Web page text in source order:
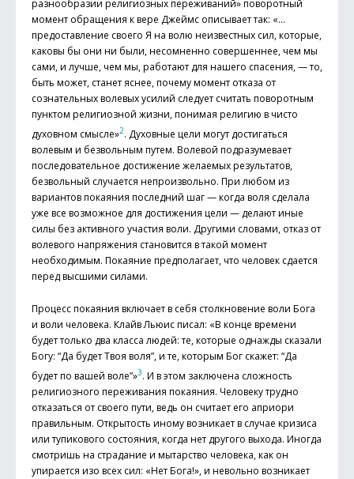
разнообразии религиозных переживаний» поворотный
момент обращения к вере Джеймс описывает так: «…
предоставление своего Я на волю неизвестных сил, которые,
каковы бы они ни были, несомненно совершеннее, чем мы
сами, и лучше, чем мы, работают для нашего спасения, — то,
быть может, станет яснее, почему момент отказа от
сознательных волевых усилий следует считать поворотным
пунктом религиозной жизни, понимая религию в чисто
духовном смысле»2. Духовные цели могут достигаться
волевым и безвольным путем. Волевой подразумевает
последовательное достижение желаемых результатов,
безвольный случается непроизвольно. При любом из
вариантов покаяния последний шаг — когда воля сделала
уже все возможное для достижения цели — делают иные
силы без активного участия воли. Другими словами, отказ от
волевого напряжения становится в такой момент
необходимым. Покаяние предполагает, что человек сдается
перед высшими силами.
Процесс покаяния включает в себя столкновение воли Бога
и воли человека. Клайв Льюис писал: «В конце времени
будет только два класса людей: те, которые однажды сказали
Богу: “Да будет Твоя воля”, и те, которым Бог скажет: “Да
будет по вашей воле”»3. И в этом заключена сложность
религиозного переживания покаяния. Человеку трудно
отказаться от своего пути, ведь он считает его априори
правильным. Открытость иному возникает в случае кризиса
или тупикового состояния, когда нет другого выхода. Иногда
смотришь на страдание и мытарство человека, как он
упирается изо всех сил: «Нет Бога!», и невольно возникает